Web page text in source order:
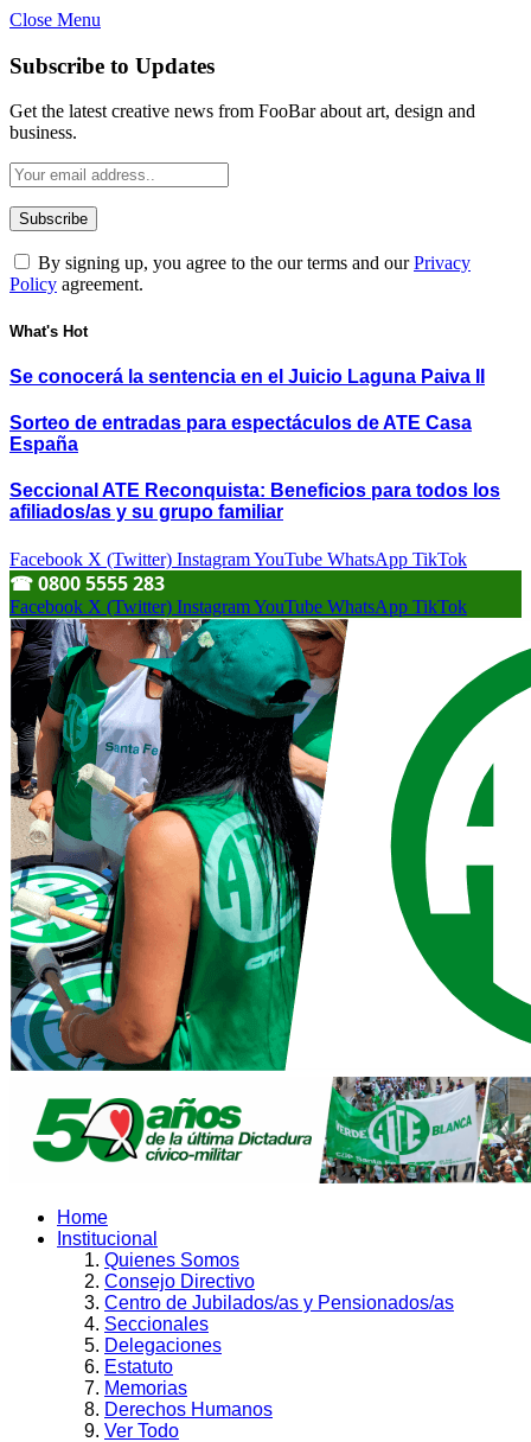
Close Menu
Subscribe to Updates
Get the latest creative news from FooBar about art, design and
business.
By signing up, you agree to the our terms and ourPrivacy
Policy agreement.
What's Hot
Se conocerá la sentencia en el Juicio Laguna Paiva II
Sorteo de entradas para espectáculos de ATE Casa
España
Seccional ATE Reconquista: Beneficios para todos los
afiliados/as y su grupo familiar
Facebook X (Twitter) InstagramYouTube WhatsApp TikTok
☎︎ 0800 5555 283
Facebook X (Twitter) InstagramYouTube WhatsApp TikTok
Home
Institucional
Quienes Somos
Consejo Directivo
Centro de Jubilados/as y Pensionados/as
Seccionales
Delegaciones
Estatuto
Memorias
Derechos Humanos
Ver Todo